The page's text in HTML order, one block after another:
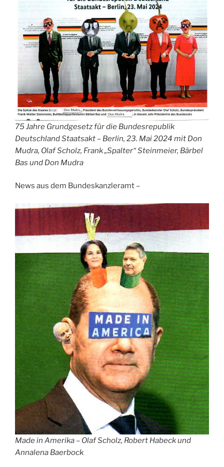
75 Jahre Grundgesetz für die Bundesrepublik
Deutschland Staatsakt – Berlin, 23. Mai 2024 mit Don
Mudra, Olaf Scholz, Frank „Spalter“ Steinmeier, Bärbel
Bas und Don Mudra
News aus dem Bundeskanzleramt –
Made in Amerika – Olaf Scholz, Robert Habeck und
Annalena Baerbock